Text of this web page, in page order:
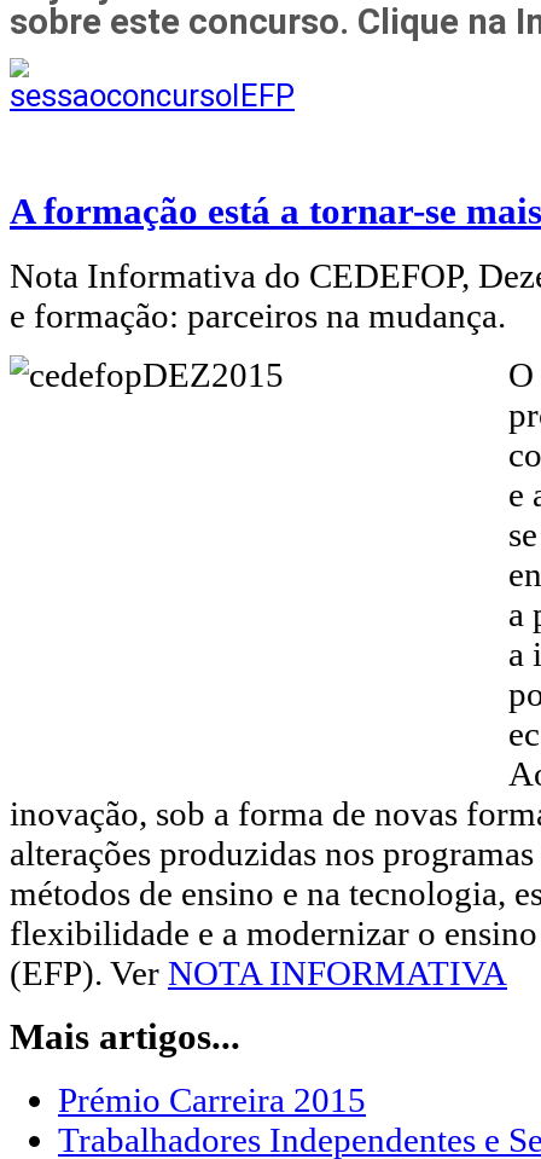
sobre este concurso. Clique na
A formação está a tornar-se
Nota Informativa do CEDEFOP,
e formação: parceiros na mudança.
e
a
a
inovação, sob a forma de novas
alterações produzidas nos
métodos de ensino e na tecnologia,
flexibilidade e a modernizar o
(EFP). Ver NOTA INFORMATIVA
Mais artigos...
Prémio Carreira 2015
Trabalhadores Independentes e